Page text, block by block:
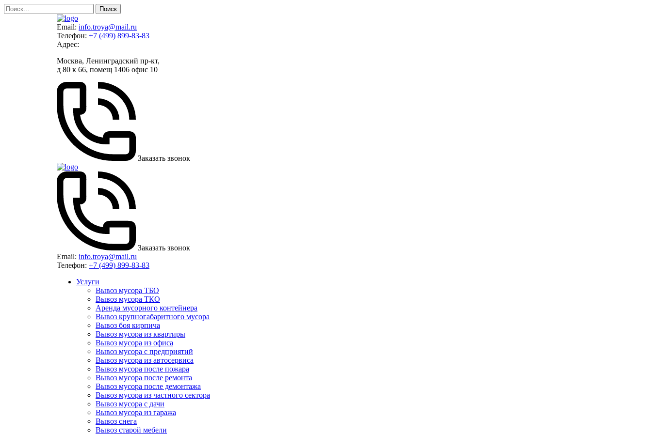
Skip
to
Найти:
Email: info.troya@mail.ru
Телефон: +7 (499) 899-83-83
Адрес:
Москва, Ленинградский пр-кт,
д 80 к 66, помещ 1406 офис 10
Заказать звонок
Заказать звонок
Email: info.troya@mail.ru
Телефон: +7 (499) 899-83-83
Услуги
Вывоз мусора ТБО
Вывоз мусора ТКО
Аренда мусорного контейнера
Вывоз крупногабаритного мусора
Вывоз боя кирпича
Вывоз мусора из квартиры
Вывоз мусора из офиса
Вывоз мусора с предприятий
Вывоз мусора из автосервиса
Вывоз мусора после пожара
Вывоз мусора после ремонта
Вывоз мусора после демонтажа
Вывоз мусора из частного сектора
Вывоз мусора с дачи
Вывоз мусора из гаража
Вывоз снега
Вывоз старой мебели